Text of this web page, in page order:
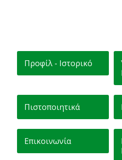
Προφίλ - Ιστορικό
Πιστοποιητικά
Επικοινωνία